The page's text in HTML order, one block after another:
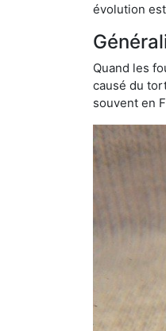
évolution
Quand les
causé du
souvent en